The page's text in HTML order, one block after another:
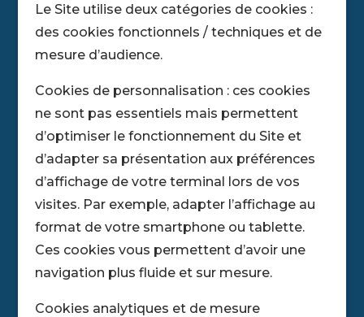
Le Site utilise deux catégories de cookies :
des cookies fonctionnels / techniques et de
mesure d’audience.
Cookies de personnalisation : ces cookies
ne sont pas essentiels mais permettent
d’optimiser le fonctionnement du Site et
d’adapter sa présentation aux préférences
d’affichage de votre terminal lors de vos
visites. Par exemple, adapter l’affichage au
format de votre smartphone ou tablette.
Ces cookies vous permettent d’avoir une
navigation plus fluide et sur mesure.
Cookies analytiques et de mesure